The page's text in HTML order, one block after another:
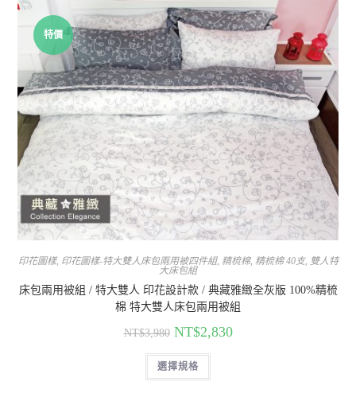
特價
印花圖樣, 印花圖樣-特大雙人床包兩用被四件組, 精梳棉, 精梳棉 40支, 雙人特
大床包組
床包兩用被組 / 特大雙人 印花設計款 / 典藏雅緻全灰版 100%精梳
棉 特大雙人床包兩用被組
NT$3,980 NT$2,830
選擇規格